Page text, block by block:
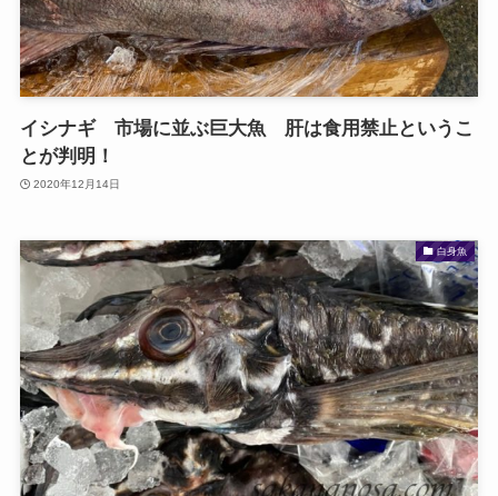
イシナギ 市場に並ぶ巨大魚 肝は食用禁止というこ
とが判明！
2020年12月14日
白身魚